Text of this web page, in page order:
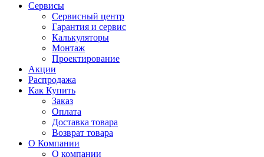
Сервисы
Сервисный центр
Гарантия и сервис
Калькуляторы
Монтаж
Проектирование
Акции
Распродажа
Как Купить
Заказ
Оплата
Доставка товара
Возврат товара
О Компании
О компании